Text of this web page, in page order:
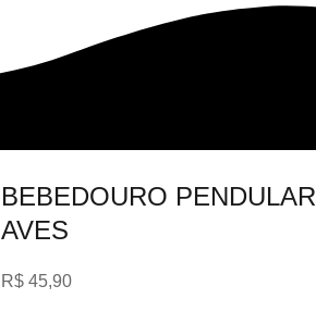
BEBEDOURO PENDULAR
AVES
R$ 45,90